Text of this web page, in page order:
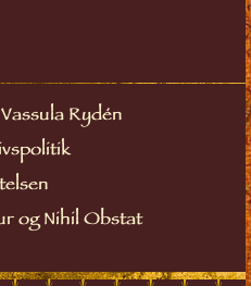
Rydén
og Nihil Obstat